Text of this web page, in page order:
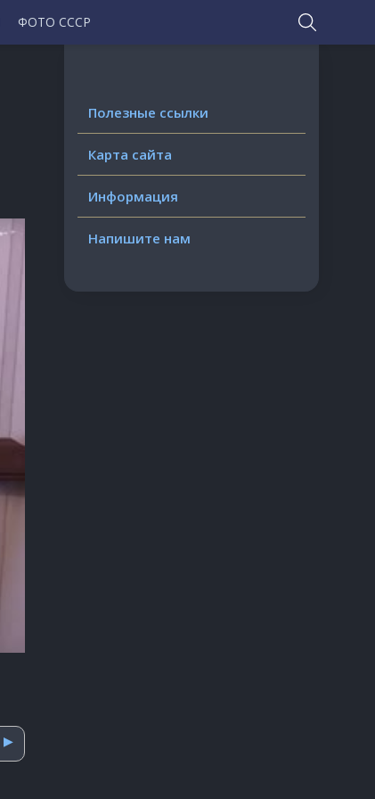
ФОТО СССР
Полезные ссылки
Карта сайта
Информация
Напишите нам